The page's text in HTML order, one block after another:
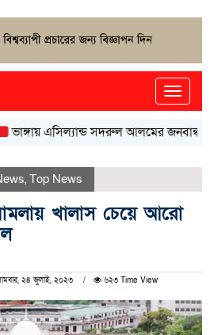
Toggle
এসিল্যান্ড সদরুল আলমের জনবান্ধব
, Top News
খালাস চেয়ে আরো
২৪ জুলাই, ২০২৩ ৬২৩ Time View